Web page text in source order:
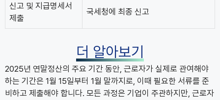
신고 및 지급명세서
제출
국세청에 최종 신고
더 알아보기
2025년 연말정산의 주요 기간 동안, 근로자가 실제로 관여해야
하는 기간은 1월 15일부터 1월 말까지로, 이때 필요한 서류를 준
비하고 제출해야 합니다. 모든 과정은 기업이 주관하지만, 근로자